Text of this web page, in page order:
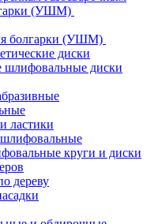
(УШМ)
болгарки (УШМ)
диски
шлифовальные диски
ластики
круги и диски
дереву